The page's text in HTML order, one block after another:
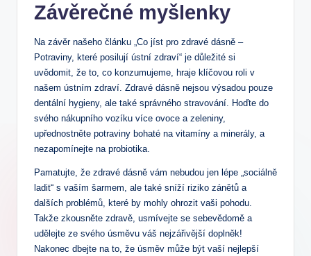
Závěrečné myšlenky
Na závěr našeho článku „Co jíst pro ‌zdravé dásně –
Potraviny, ⁣které posilují⁤ ústní zdraví“ je‌ důležité si
uvědomit, že to, co konzumujeme, ⁤hraje⁢ klíčovou roli ⁢v
našem ústním zdraví. Zdravé dásně nejsou výsadou pouze
dentální hygieny, ale také správného stravování. Hoďte do
svého ​nákupního vozíku více ovoce a zeleniny,
upřednostněte potraviny bohaté na vitamíny a minerály,⁣ a
nezapomínejte na probiotika. ​
Pamatujte, že ⁣zdravé dásně vám nebudou jen lépe „sociálně
ladit“ s vaším šarmem, ​ale⁣ také sníží‌ riziko zánětů ⁢a
dalších problémů, které by‍ mohly ohrozit vaši pohodu.
Takže zkousněte zdravě, usmívejte se sebevědomě a
udělejte ze‍ svého úsměvu váš nejzářivější doplněk!
Nakonec dbejte na to, že úsměv může být vaší ⁣nejlepší